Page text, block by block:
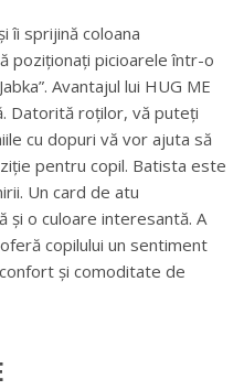
îi sprijină coloana
poziționați picioarele într-o
Avantajul lui HUG ME
Datorită roților, vă puteți
cu dopuri vă vor ajuta să
pentru copil. Batista este
Un card de atu
și o culoare interesantă. A
copilului un sentiment
și comoditate de